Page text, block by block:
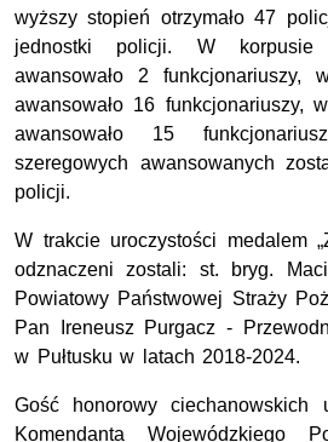
wyższy stopień otrzymało 47
jednostki policji. W korpusie
awansowało 2 funkcjonariuszy,
awansowało 16 funkcjonariuszy,
awansowało 15
szeregowych awansowanych
policji.
W trakcie uroczystości medalem
odznaczeni zostali: st. bryg.
Powiatowy Państwowej Straży
Pan Ireneusz Purgacz -
w Pułtusku w latach 2018-2024.
Gość honorowy ciechanowskich
Komendanta